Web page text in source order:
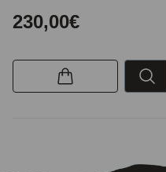
230,00€